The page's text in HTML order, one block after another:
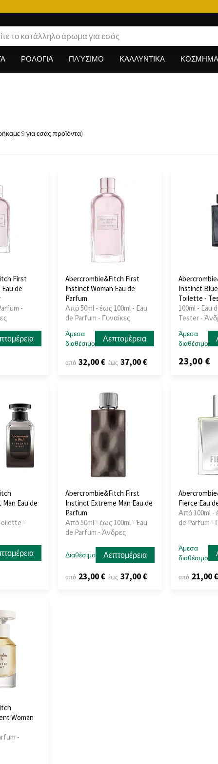
ΡΟΛΟΓΙΑ ΠΛΎΣΙΜΟ ΚΑΛΛΥΝΤΙΚΑ
9 για εσάς προϊόντα)
First
de
-
Abercrombie&Fitch First
Instinct Woman Eau de
Parfum
Από 50ml - έως 100ml - Eau
de Parfum - Γυναίκες
Άμεσα
διαθέσιμο
Λεπτομέρεια
από 32,00 € έως 37,00 €
Instinct Blue
Toilette -
100ml - Eau
Tester -
Άμεσα
διαθέσιμο
23,00 €
Eau de
-
Abercrombie&Fitch First
Instinct Extreme Man Eau de
Parfum
Από 50ml - έως 100ml - Eau
de Parfum - Άνδρες
Διαθέσιμο Λεπτομέρεια
από 23,00 € έως 37,00 €
Fierce Eau
Από 100ml -
de Parfum -
Άμεσα
διαθέσιμο
από 21,00
Woman
-